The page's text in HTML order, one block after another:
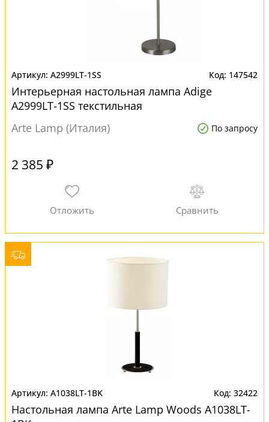
A2999LT-1SS 147542
Интерьерная настольная лампа Adige
A2999LT-1SS текстильная
Arte Lamp (Италия)
По запросу
2 385 ₽
A1038LT-1BK 32422
Настольная лампа Arte Lamp Woods A1038LT-